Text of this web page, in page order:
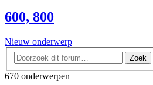
600, 800
Nieuw onderwerp
Zoek
670 onderwerpen